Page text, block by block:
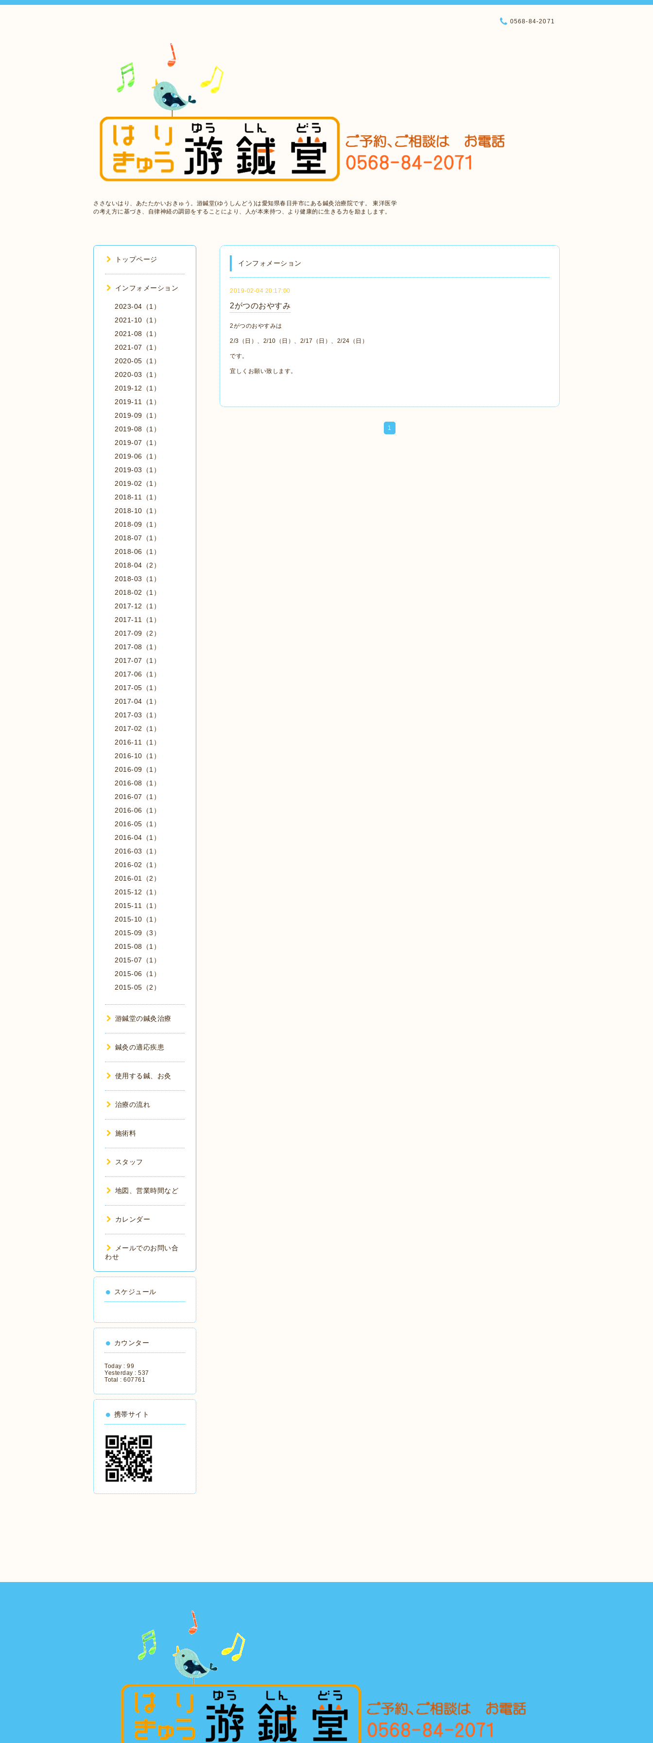
ささないはり、あたたかいおきゅう。游鍼堂(ゆうしんどう)は愛知県春日井市にある鍼灸治療院です。 東洋医学
の考え方に基づき、自律神経の調節をすることにより、人が本来持つ、より健康的に生きる力を励まします。
0568-84-2071
インフォメーション
2019-02-04 20:17:00
2がつのおやすみ
2がつのおやすみは
2/3（日）、2/10（日）、2/17（日）、2/24（日）
です。
宜しくお願い致します。
1
トップページ
インフォメーション
2023-04（1）
2021-10（1）
2021-08（1）
2021-07（1）
2020-05（1）
2020-03（1）
2019-12（1）
2019-11（1）
2019-09（1）
2019-08（1）
2019-07（1）
2019-06（1）
2019-03（1）
2019-02（1）
2018-11（1）
2018-10（1）
2018-09（1）
2018-07（1）
2018-06（1）
2018-04（2）
2018-03（1）
2018-02（1）
2017-12（1）
2017-11（1）
2017-09（2）
2017-08（1）
2017-07（1）
2017-06（1）
2017-05（1）
2017-04（1）
2017-03（1）
2017-02（1）
2016-11（1）
2016-10（1）
2016-09（1）
2016-08（1）
2016-07（1）
2016-06（1）
2016-05（1）
2016-04（1）
2016-03（1）
2016-02（1）
2016-01（2）
2015-12（1）
2015-11（1）
2015-10（1）
2015-09（3）
2015-08（1）
2015-07（1）
2015-06（1）
2015-05（2）
游鍼堂の鍼灸治療
鍼灸の適応疾患
使用する鍼、お灸
治療の流れ
施術料
スタッフ
地図、営業時間など
カレンダー
メールでのお問い合
わせ
スケジュール
カウンター
Today : 99
Yesterday : 537
Total : 607761
携帯サイト